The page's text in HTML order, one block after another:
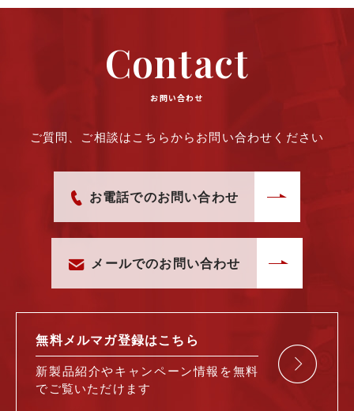
Contact
お問い合わせ
ご質問、ご相談はこちらからお問い合わせください
お電話でのお問い合わせ
メールでのお問い合わせ
無料メルマガ登録はこちら
新製品紹介やキャンペーン情報を無料
で ご覧いただけます